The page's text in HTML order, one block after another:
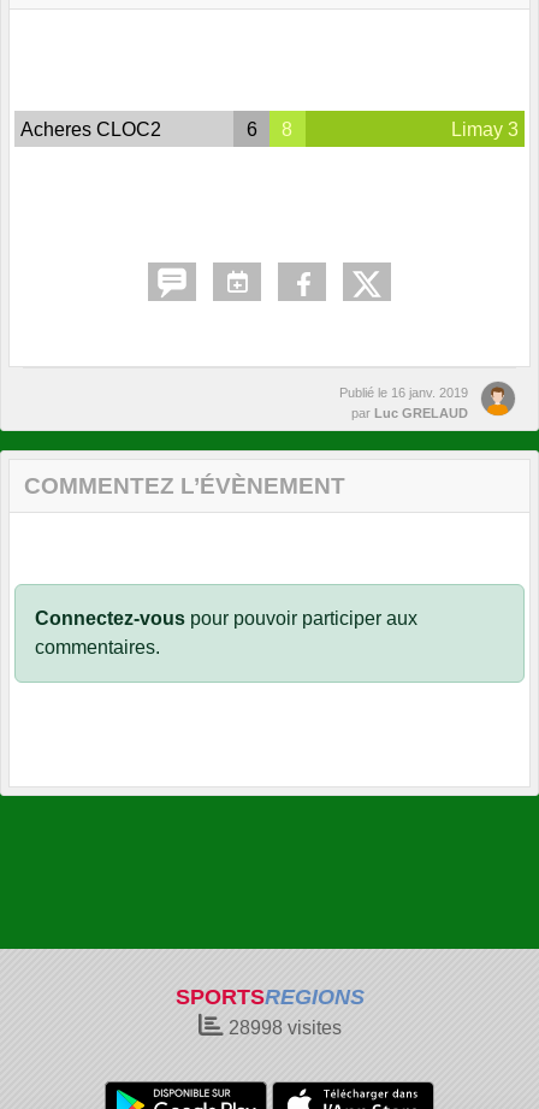
Acheres CLOC2 6 8 Limay 3
Publié le 16 janv. 2019
par
Luc GRELAUD
COMMENTEZ L’ÉVÈNEMENT
Connectez-vous pour pouvoir participer aux
commentaires.
SPORTSREGIONS
28998visites